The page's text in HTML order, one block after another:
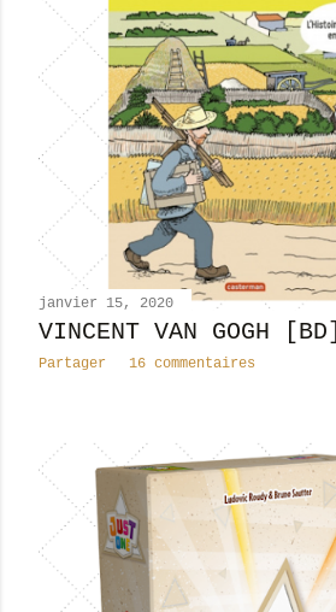
janvier 15, 2020
VINCENT VAN GOGH [BD]
Partager 16 commentaires